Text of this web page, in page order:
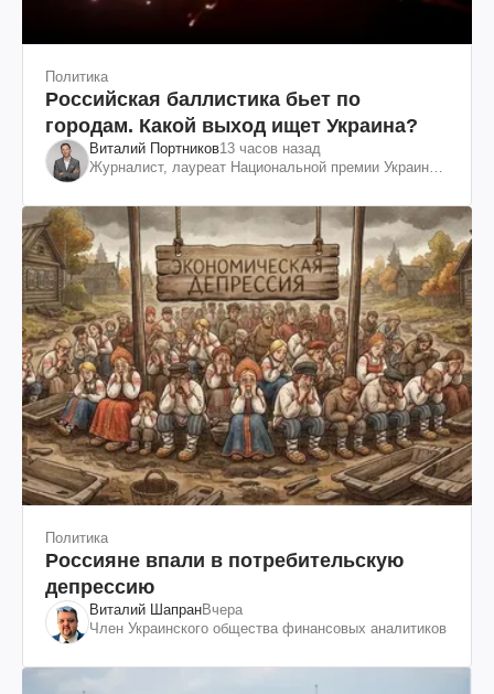
Политика
Российская баллистика бьет по
городам. Какой выход ищет Украина?
Виталий Портников13 часов назад
Журналист, лауреат Национальной премии Украины
Политика
Россияне впали в потребительскую
депрессию
Виталий ШапранВчера
Член Украинского общества финансовых аналитиков